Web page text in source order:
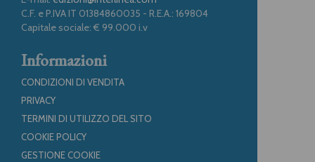
C.F. e P.IVA IT 01384860035 - R.E.A.: 169804
Capitale sociale: € 99.000 i.v
Informazioni
CONDIZIONI DI VENDITA
PRIVACY
TERMINI DI UTILIZZO DEL SITO
COOKIE POLICY
GESTIONE COOKIE